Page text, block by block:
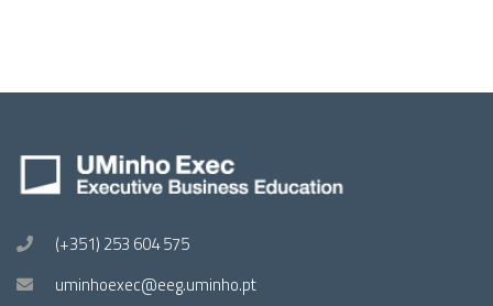
(+351) 253 604 575
uminhoexec@eeg.uminho.pt